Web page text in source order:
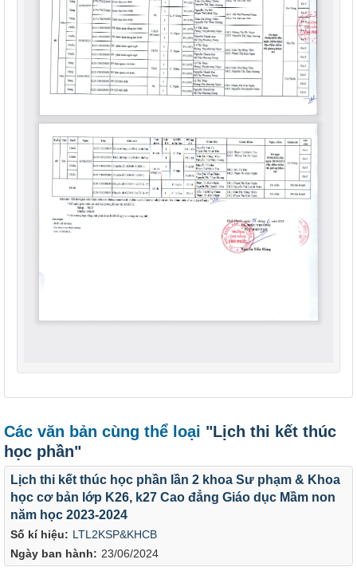
Các văn bản cùng thể loại "Lịch thi kết thúc
học phần"
Số kí hiệu: LTL2KSP&KHCB
Ngày ban hành: 23/06/2024
Lịch thi kết thúc học phần lần 2 khoa Sư phạm & Khoa
học cơ bản lớp K26, k27 Cao đẳng Giáo dục Mầm non
năm học 2023-2024